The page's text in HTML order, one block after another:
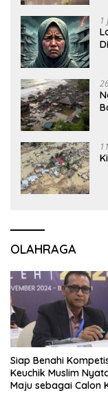
1
OLAHRAGA
Siap Benahi
Keuchik Muslim
Maju sebagai Calon